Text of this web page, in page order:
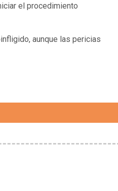
el procedimiento
aunque las pericias